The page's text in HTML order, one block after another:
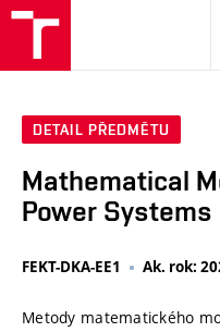
DETAIL PŘEDMĚTU
Mathematical
Power Systems
FEKT-DKA-EE1 Ak. rok:
Metody matematického